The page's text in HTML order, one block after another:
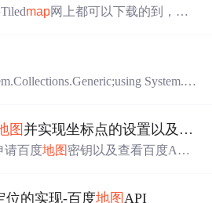
map网上都可以下载的到，主
图片也Multiple切成24*24。
System.C
...图 并实现坐标点的设置以及 读取
请百度地图 密钥以及查看百度API
位的实现-百度地图 API